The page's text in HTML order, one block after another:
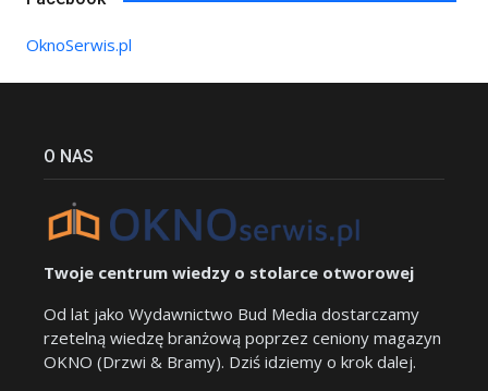
OknoSerwis.pl
O NAS
Twoje centrum wiedzy o stolarce otworowej
Od lat jako Wydawnictwo Bud Media dostarczamy
rzetelną wiedzę branżową poprzez ceniony magazyn
OKNO (Drzwi & Bramy). Dziś idziemy o krok dalej.